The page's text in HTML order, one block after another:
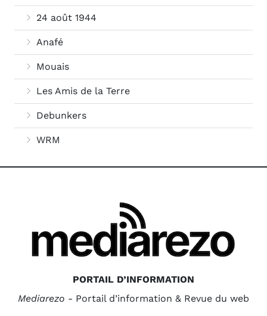
24 août 1944
Anafé
Mouais
Les Amis de la Terre
Debunkers
WRM
PORTAIL D’INFORMATION
Mediarezo - Portail d’information & Revue du web